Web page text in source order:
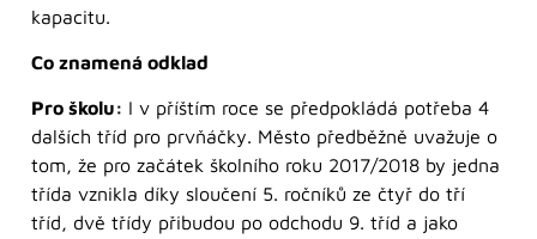
kapacitu.
Co znamená odklad
Pro školu: I v příštím roce se předpokládá potřeba 4
dalších tříd pro prvňáčky. Město předběžně uvažuje o
tom, že pro začátek školního roku 2017/2018 by jedna
třída vznikla díky sloučení 5. ročníků ze čtyř do tří
tříd, dvě třídy přibudou po odchodu 9. tříd a jako